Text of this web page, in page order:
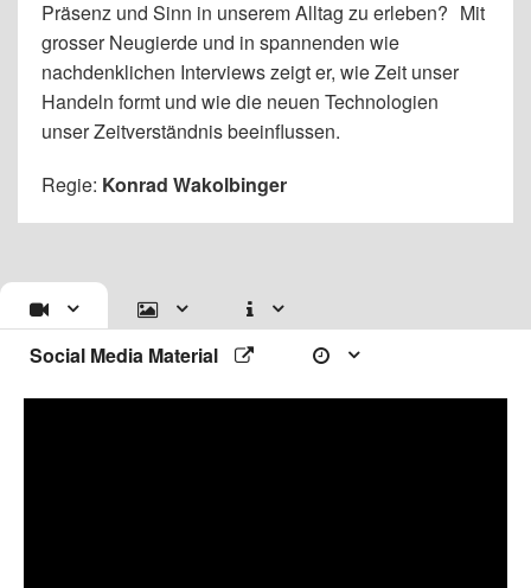
Präsenz und Sinn in unserem Alltag zu erleben? Mit
grosser Neugierde und in spannenden wie
nachdenklichen Interviews zeigt er, wie Zeit unser
Handeln formt und wie die neuen Technologien
unser Zeitverständnis beeinflussen.
Regie: Konrad Wakolbinger
Social Media Material